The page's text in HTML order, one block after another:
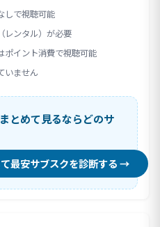
しで視聴可能
レンタル）が必要
ポイント消費で視聴可能
いません
まとめて見るならどのサ
最安サブスクを診断する →